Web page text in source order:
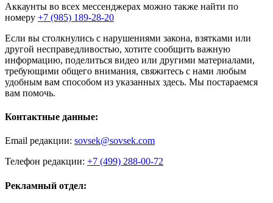
Аккаунты во всех мессенджерах можно также найти по
номеру +7 (985) 189-28-20
Если вы столкнулись с нарушениями закона, взятками или
другой несправедливостью, хотите сообщить важную
информацию, поделиться видео или другими материалами,
требующими общего внимания, свяжитесь с нами любым
удобным вам способом из указанных здесь. Мы постараемся
вам помочь.
Контактные данные:
Email редакции: sovsek@sovsek.com
Телефон редакции: +7 (499) 288-00-72
Рекламный отдел: